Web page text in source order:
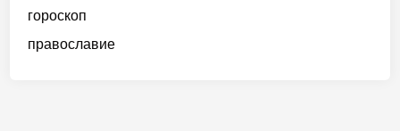
гороскоп
православие